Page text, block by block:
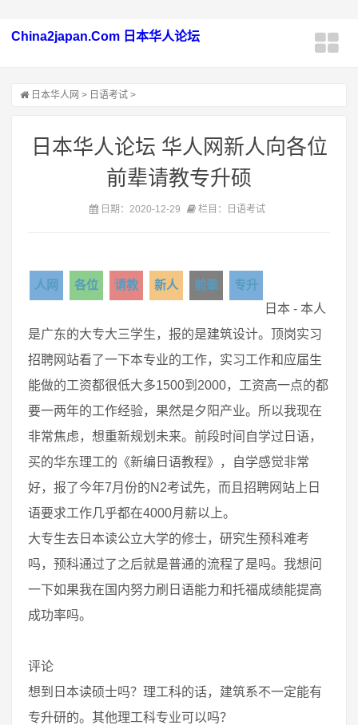
China2japan.Com 日本华人论坛
日本华人网 > 日语考试 >
日本华人论坛 华人网新人向各位
前辈请教专升硕
日期：2020-12-29 栏目：日语考试
人网 各位 请教 新人 前辈
专升
日本 - 本人
是广东的大专大三学生，报的是建筑设计。顶岗实习
招聘网站看了一下本专业的工作，实习工作和应届生
能做的工资都很低大多1500到2000，工资高一点的都
要一两年的工作经验，果然是夕阳产业。所以我现在
非常焦虑，想重新规划未来。前段时间自学过日语，
买的华东理工的《新编日语教程》，自学感觉非常
好，报了今年7月份的N2考试先，而且招聘网站上日
语要求工作几乎都在4000月薪以上。
大专生去日本读公立大学的修士，研究生预科难考
吗，预科通过了之后就是普通的流程了是吗。我想问
一下如果我在国内努力刷日语能力和托福成绩能提高
成功率吗。
评论
想到日本读硕士吗？理工科的话，建筑系不一定能有
专升研的。其他理工科专业可以吗？